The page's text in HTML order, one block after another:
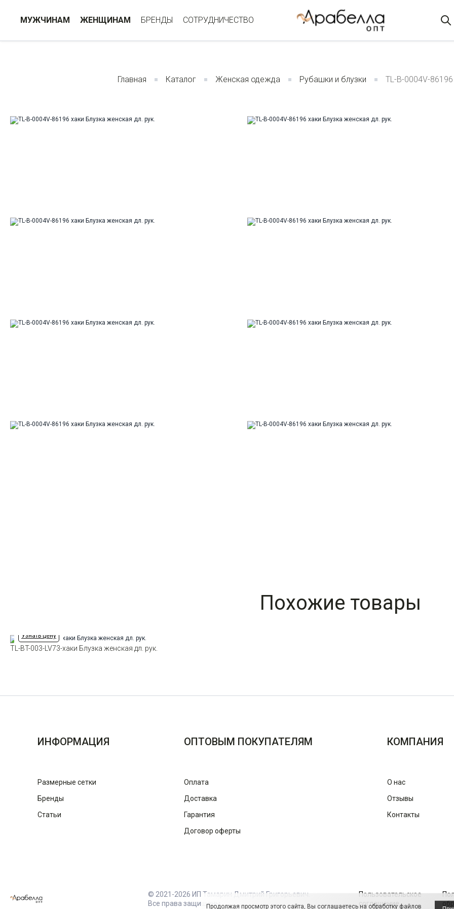
МУЖЧИНАМ ЖЕНЩИНАМ БРЕНДЫ СОТРУДНИЧЕСТВО
Главная Каталог Женская одежда Рубашки и блузки TL-B-0004V-
Похожие товары
Узнать цену
TL-BT-003-LV73-хаки Блузка женская дл. рук.
ИНФОРМАЦИЯ
Размерные сетки
Бренды
Статьи
ОПТОВЫМ ПОКУПАТЕЛЯМ
Оплата
Доставка
Гарантия
Договор оферты
КОМПАНИЯ
О нас
Отзывы
Контакты
© 2021-2026 ИП Тамарин Дмитрий Григорьевич.
Все права защищены
Пользовательское
соглашение
Продолжая просмотр этого сайта, Вы соглашаетесь на обработку файлов